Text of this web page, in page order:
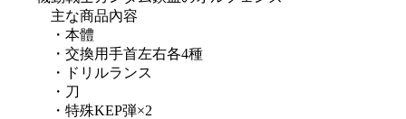
主な商品內容
・本體
・交換用手首左右各4種
・ドリルランス
・刀
・特殊KEP弾×2